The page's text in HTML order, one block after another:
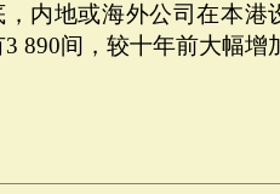
，内地或海外公司在本
3 890间，较十年前大幅增